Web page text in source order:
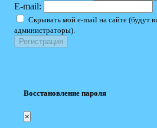
E-mail:
Скрывать мой e-mail на сайте (будут
администраторы).
Восстановление пароля
×